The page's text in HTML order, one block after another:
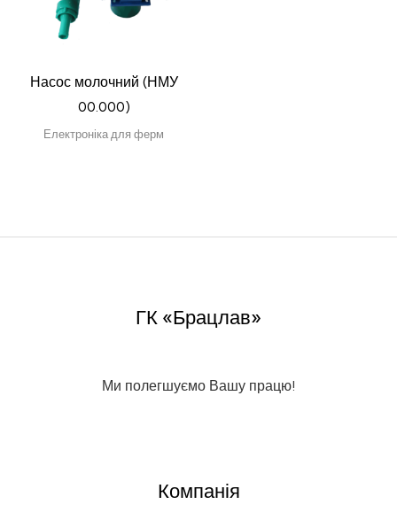
Насос молочний (НМУ
00.000)
Електроніка для ферм
ГК «Брацлав»
Ми полегшуємо Вашу працю!
Компанія